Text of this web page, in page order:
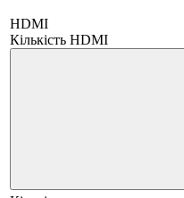
HDMI
Кількість HDMI